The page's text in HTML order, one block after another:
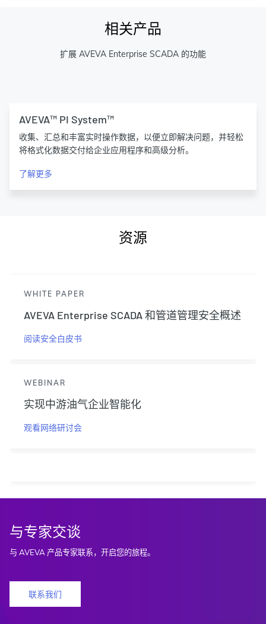
相关产品
扩展 AVEVA Enterprise SCADA 的功能
AVEVA™ PI System™
收集、汇总和丰富实时操作数据，以便立即解决问题，并轻松
将格式化数据交付给企业应用程序和高级分析。
了解更多
资源
WHITE PAPER
AVEVA Enterprise SCADA 和管道管理安全概述
阅读安全白皮书
WEBINAR
实现中游油气企业智能化
观看网络研讨会
与专家交谈
与 AVEVA 产品专家联系，开启您的旅程。
联系我们